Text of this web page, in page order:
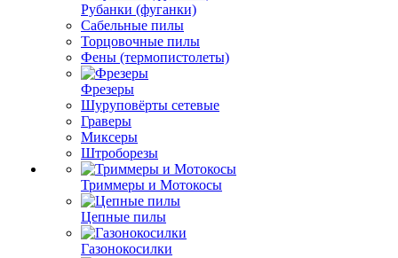
Рубанки (фуганки)
Сабельные пилы
Торцовочные пилы
Фены (термопистолеты)
Фрезеры
Шуруповёрты сетевые
Граверы
Миксеры
Штроборезы
Триммеры и Мотокосы
Цепные пилы
Газонокосилки